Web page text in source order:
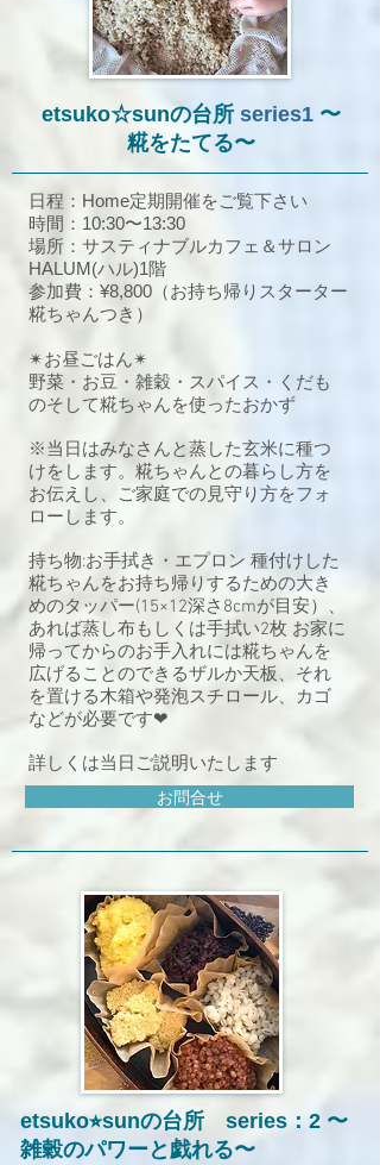
etsuko☆sunの台所 series1 〜
糀をたてる〜
日程：Home定期開催をご覧下さい
時間：10:30〜13:30
場所：サスティナブルカフェ＆サロン
HALUM(ハル)1階
参加費：¥8,800 （お持ち帰りスターター
糀ちゃんつき）
✴︎お昼ごはん✴︎
野菜・お豆・雑穀・スパイス・くだも
のそして糀ちゃんを使ったおかず
※当日はみなさんと蒸した玄米に種つ
けをします。糀ちゃんとの暮らし方を
お伝えし、ご家庭での見守り方をフォ
ローします。
持ち物:お手拭き・エプロン 種付けした
糀ちゃんをお持ち帰りするための大き
めのタッパー(15×12深さ8cmが目安）、
あれば蒸し布もしくは手拭い2枚 お家に
帰ってからのお手入れには糀ちゃんを
広げることのできるザルか天板、それ
を置ける木箱や発泡スチロール、カゴ
などが必要です❤︎
詳しくは当日ご説明いたします
お問合せ
etsuko⭐︎sunの台所 series：2 〜
雑穀のパワーと戯れる〜